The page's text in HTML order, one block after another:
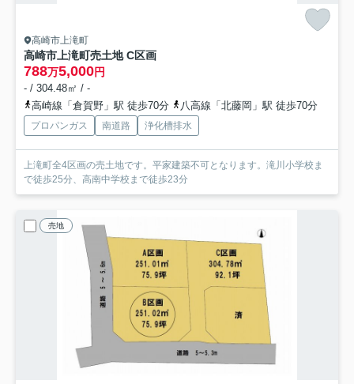
高崎市上滝町
高崎市上滝町売土地 C区画
788万5,000円
- / 304.48㎡ / -
高崎線「倉賀野」駅 徒歩70分
八高線「北藤岡」駅 徒歩70分
プロパンガス 南道路 浄化槽排水
上滝町全4区画の売土地です。平家建築不可となります。滝川小学校ま
で徒歩25分、高南中学校まで徒歩23分
売地